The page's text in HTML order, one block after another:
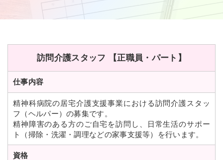
訪問介護スタッフ 【正職員・パート】
仕事内容
精神科病院の居宅介護支援事業における訪問介護スタッ
フ（ヘルパー）の募集です。
精神障害のある方のご自宅を訪問し、日常生活のサポー
ト（掃除・洗濯・調理などの家事支援等）を行います。
資格
診療案内
リハビリ・支援
障害福祉サービス
アクセス 採用情報